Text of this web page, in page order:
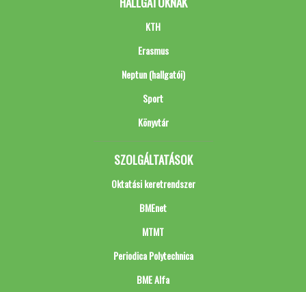
KTH
Erasmus
Neptun (hallgatói)
Sport
Könyvtár
SZOLGÁLTATÁSOK
Oktatási keretrendszer
BMEnet
MTMT
Periodica Polytechnica
BME Alfa